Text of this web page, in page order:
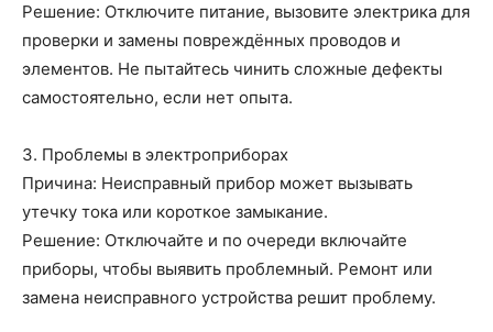
Решение: Отключите питание, вызовите электрика для
проверки и замены повреждённых проводов и
элементов. Не пытайтесь чинить сложные дефекты
самостоятельно, если нет опыта.
3. Проблемы в электроприборах
Причина: Неисправный прибор может вызывать
утечку тока или короткое замыкание.
Решение: Отключайте и по очереди включайте
приборы, чтобы выявить проблемный. Ремонт или
замена неисправного устройства решит проблему.